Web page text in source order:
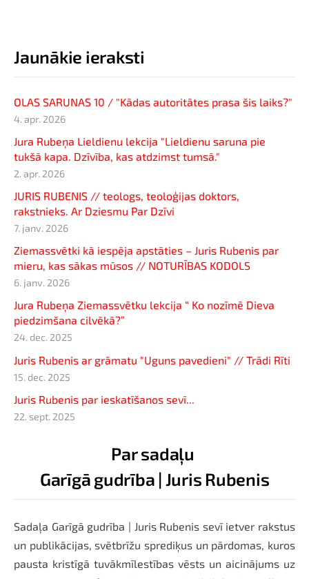
Jaunākie ieraksti
OLAS SARUNAS 10 / "Kādas autoritātes prasa šis laiks?"
4. apr. 2026
Jura Rubeņa Lieldienu lekcija "Lieldienu saruna pie
tukšā kapa. Dzīvība, kas atdzimst tumsā."
2. apr. 2026
JURIS RUBENIS // teologs, teoloģijas doktors,
rakstnieks. Ar Dziesmu Par Dzīvi
7. janv. 2026
Ziemassvētki kā iespēja apstāties – Juris Rubenis par
mieru, kas sākas mūsos // NOTURĪBAS KODOLS
6. janv. 2026
Jura Rubeņa Ziemassvētku lekcija “ Ko nozīmē Dieva
piedzimšana cilvēkā?”
24. dec. 2025
Juris Rubenis ar grāmatu "Uguns pavedieni" // Trādi Rīti
15. dec. 2025
Juris Rubenis par ieskatīšanos sevī...
22. sept. 2025
Par sadaļu
Garīgā gudrība | Juris Rubenis
Sadaļa Garīgā gudrība | Juris Rubenis sevī ietver rakstus
un publikācijas, svētbrīžu sprediķus un pārdomas, kuros
pausta kristīgā tuvākmīlestības vēsts un aicinājums uz